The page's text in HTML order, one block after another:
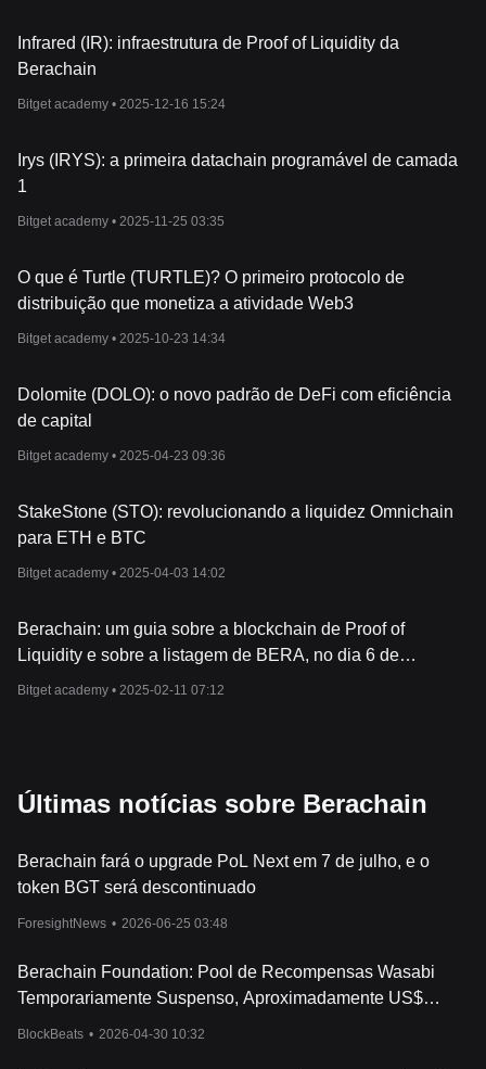
Infrared (IR): infraestrutura de Proof of Liquidity da
Berachain
Bitget academy • 2025-12-16 15:24
Irys (IRYS): a primeira datachain programável de camada
1
Bitget academy • 2025-11-25 03:35
O que é Turtle (TURTLE)? O primeiro protocolo de
distribuição que monetiza a atividade Web3
Bitget academy • 2025-10-23 14:34
Dolomite (DOLO): o novo padrão de DeFi com eficiência
de capital
Bitget academy • 2025-04-23 09:36
StakeStone (STO): revolucionando a liquidez Omnichain
para ETH e BTC
Bitget academy • 2025-04-03 14:02
Berachain: um guia sobre a blockchain de Proof of
Liquidity e sobre a listagem de BERA, no dia 6 de
fevereiro de 2025
Bitget academy • 2025-02-11 07:12
Últimas notícias sobre Berachain
Berachain fará o upgrade PoL Next em 7 de julho, e o
token BGT será descontinuado
ForesightNews • 2026-06-25 03:48
Berachain Foundation: Pool de Recompensas Wasabi
Temporariamente Suspenso, Aproximadamente US$
BlockBeats • 2026-04-30 10:32